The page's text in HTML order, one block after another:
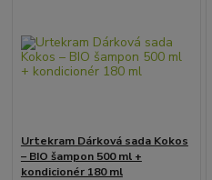
Urtekram Dárková sada Kokos
– BIO šampon 500 ml +
kondicionér 180 ml